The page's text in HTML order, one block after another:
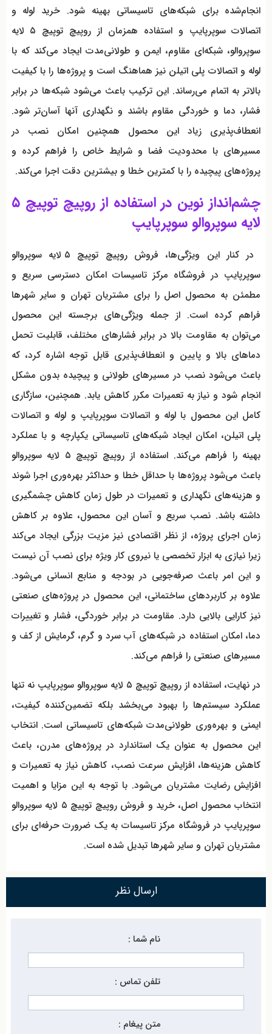
انجام‌شده برای شبکه‌های تاسیساتی بهینه شود. خرید لوله و
اتصالات سوپرپایپ و استفاده همزمان از روپیچ توپیچ ۵ لایه
سوپروالو، شبکه‌ای مقاوم، ایمن و طولانی‌مدت ایجاد می‌کند که با
لوله و اتصالات پلی اتیلن نیز هماهنگ است و پروژه‌ها را با کیفیت
بالاتر به اتمام می‌رساند. این ترکیب باعث می‌شود شبکه‌ها در برابر
فشار، دما و خوردگی مقاوم باشند و نگهداری آنها آسان‌تر شود.
انعطاف‌پذیری زیاد این محصول همچنین امکان نصب در
مسیرهای با محدودیت فضا و شرایط خاص را فراهم کرده و
پروژه‌های پیچیده را با کمترین خطا و بیشترین دقت اجرا می‌کند.
چشم‌انداز نوین در استفاده از روپیچ توپیچ ۵
لایه سوپروالو سوپرپایپ
در کنار این ویژگی‌ها، فروش روپیچ توپیچ ۵ لایه سوپروالو
سوپرپایپ در فروشگاه مرکز تاسیسات امکان دسترسی سریع و
مطمئن به محصول اصل را برای مشتریان تهران و سایر شهرها
فراهم کرده است. از جمله ویژگی‌های برجسته این محصول
می‌توان به مقاومت بالا در برابر فشارهای مختلف، قابلیت تحمل
دماهای بالا و پایین و انعطاف‌پذیری قابل توجه اشاره کرد، که
باعث می‌شود نصب در مسیرهای طولانی و پیچیده بدون مشکل
انجام شود و نیاز به تعمیرات مکرر کاهش یابد. همچنین، سازگاری
کامل این محصول با لوله و اتصالات سوپرپایپ و لوله و اتصالات
پلی اتیلن، امکان ایجاد شبکه‌های تاسیساتی یکپارچه و با عملکرد
بهینه را فراهم می‌کند. استفاده از روپیچ توپیچ ۵ لایه سوپروالو
باعث می‌شود پروژه‌ها با حداقل خطا و حداکثر بهره‌وری اجرا شوند
و هزینه‌های نگهداری و تعمیرات در طول زمان کاهش چشمگیری
داشته باشد. نصب سریع و آسان این محصول، علاوه بر کاهش
زمان اجرای پروژه، از نظر اقتصادی نیز مزیت بزرگی ایجاد می‌کند
زیرا نیازی به ابزار تخصصی یا نیروی کار ویژه برای نصب آن نیست
و این امر باعث صرفه‌جویی در بودجه و منابع انسانی می‌شود.
علاوه بر کاربردهای ساختمانی، این محصول در پروژه‌های صنعتی
نیز کارایی بالایی دارد. مقاومت در برابر خوردگی، فشار و تغییرات
دما، امکان استفاده در شبکه‌های آب سرد و گرم، گرمایش از کف و
مسیرهای صنعتی را فراهم می‌کند.
در نهایت، استفاده از روپیچ توپیچ ۵ لایه سوپروالو سوپرپایپ نه تنها
عملکرد سیستم‌ها را بهبود می‌بخشد بلکه تضمین‌کننده کیفیت،
ایمنی و بهره‌وری طولانی‌مدت شبکه‌های تاسیساتی است. انتخاب
این محصول به عنوان یک استاندارد در پروژه‌های مدرن، باعث
کاهش هزینه‌ها، افزایش سرعت نصب، کاهش نیاز به تعمیرات و
افزایش رضایت مشتریان می‌شود. با توجه به این مزایا و اهمیت
انتخاب محصول اصل، خرید و فروش روپیچ توپیچ ۵ لایه سوپروالو
سوپرپایپ در فروشگاه مرکز تاسیسات به یک ضرورت حرفه‌ای برای
مشتریان تهران و سایر شهرها تبدیل شده است.
ارسال نظر
نام شما :
تلفن تماس :
متن پیغام :